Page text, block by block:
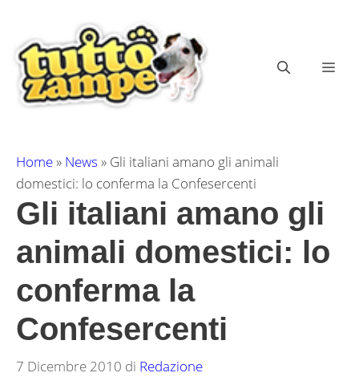
contenuto
Home» News » Gli italiani amano gli animali
domestici: lo conferma la Confesercenti
Gli italiani amano gli
animali domestici: lo
conferma la
Confesercenti
7 Dicembre 2010 di Redazione